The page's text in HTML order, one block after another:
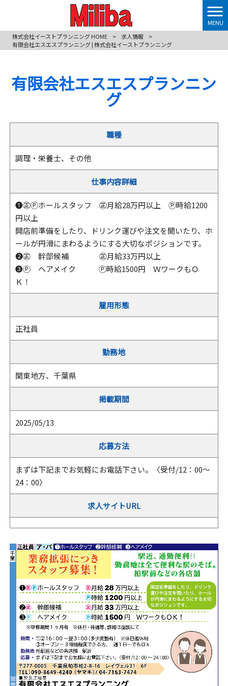
MENU
株式会社イーストプランニング HOME
> 求人情報
>
有限会社エスエスプランニング | 株式会社イーストプランニング
有限会社エスエスプランニン
グ
職種
調理・栄養士、その他
仕事内容詳細
❶㊣Ⓟホールスタッフ ㊣月給28万円以上 Ⓟ時給1200
円以上
開店前準備をしたり、ドリンク運びや注文を聞いたり、ホ
ールが円滑にまわるようにする大切なポジションです。
❷㊣ 幹部候補 ㊣月給33万円以上
❸Ⓟ ヘアメイク Ⓟ時給1500円 ＷワークもＯ
Ｋ！
雇用形態
正社員
勤務地
関東地方、千葉県
掲載期間
2025/05/13
応募方法
まずは下記までお気軽にお電話下さい。〈受付/12：00～
24：00〉
求人サイトURL